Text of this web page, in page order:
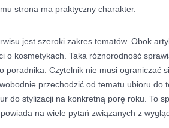
strona ma praktyczny charakter.
jest szeroki zakres tematów. Obok
o kosmetykach. Taka różnorodność
poradnika. Czytelnik nie musi ograniczać
przechodzić od tematu ubioru do
do stylizacji na konkretną porę roku. To
na wiele pytań związanych z